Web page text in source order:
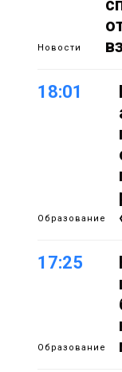
Новости
18:01
Образование
17:25
Образование